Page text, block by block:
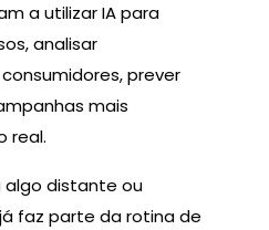
a utilizar IA para
analisar
prever
mais
real.
algo distante ou
faz parte da rotina de